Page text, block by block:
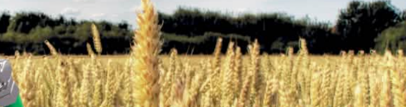
Alle News
Kids
Newsletter­anmeldung
Afrika
Lateinamerika